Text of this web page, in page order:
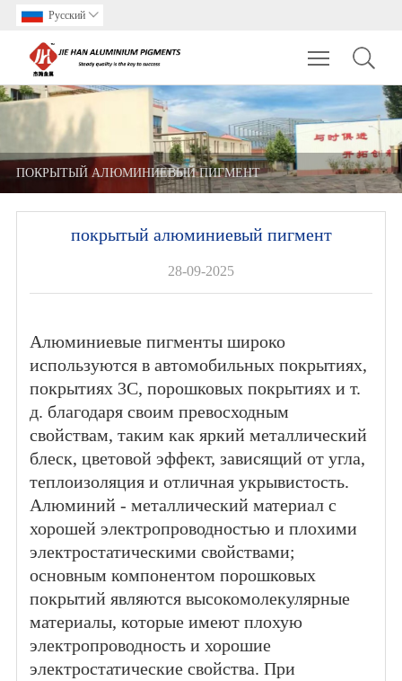
Pусский 
Toggle
ПОКРЫТЫЙ АЛЮМИНИЕВЫЙ ПИГМЕНТ
покрытый алюминиевый пигмент
28-09-2025
Алюминиевые пигменты широко
используются в автомобильных покрытиях,
покрытиях 3C, порошковых покрытиях и т.
д. благодаря своим превосходным
свойствам, таким как яркий металлический
блеск, цветовой эффект, зависящий от угла,
теплоизоляция и отличная укрывистость.
Алюминий - металлический материал с
хорошей электропроводностью и плохими
электростатическими свойствами;
основным компонентом порошковых
покрытий являются высокомолекулярные
материалы, которые имеют плохую
электропроводность и хорошие
электростатические свойства. При